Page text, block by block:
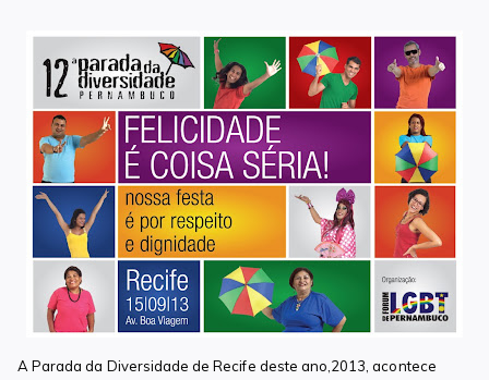
A Parada da Diversidade de Recife deste ano,2013, acontece